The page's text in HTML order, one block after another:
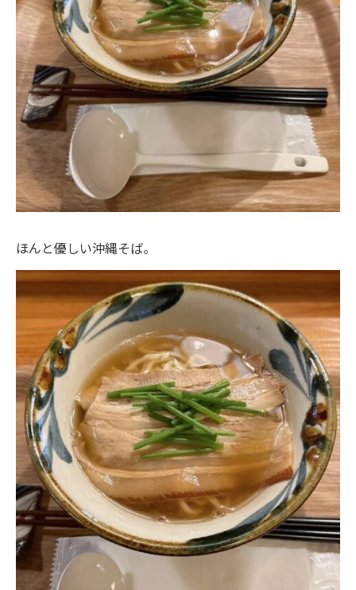
ほんと優しい沖縄そば。